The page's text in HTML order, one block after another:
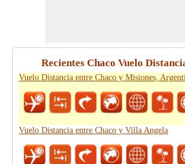
Recientes Chaco Vuelo
Vuelo Distancia entre Chaco y Misiones,
Vuelo Distancia entre Chaco y Villa Angela